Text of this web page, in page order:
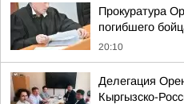
Прокуратура
погибшего
20:10
Делегация
Кыргызско-